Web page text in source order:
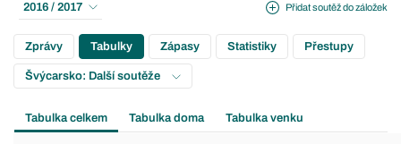
Přidat soutěž do záložek
2016 / 2017
Zprávy Tabulky Zápasy Statistiky Přestupy
Švýcarsko: Další soutěže
Tabulka celkem Tabulka doma Tabulka venku